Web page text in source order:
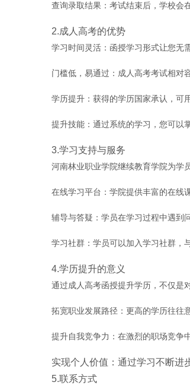
查询录取结果：考试结束后，学校会
2.成人高考的优势
学习时间灵活：函授学习形式让您无
门槛低，易通过：成人高考考试相对
学历提升：获得的学历国家承认，可
提升技能：通过系统的学习，您可以
3.学习支持与服务
河南林业职业学院继续教育学院为学
在线学习平台：学院提供丰富的在线
辅导与答疑：学员在学习过程中遇到
学习社群：学员可以加入学习社群，
4.学历提升的意义
通过成人高考函授提升学历，不仅是
拓宽职业发展路径：更高的学历往往
提升自我竞争力：在激烈的职场竞争
实现个人价值：通过学习不断进
5.联系方式